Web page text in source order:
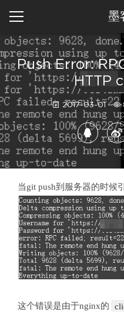
墨
Push Error:
HTTP
2017-03-01
当git push到服务器的时候
这个错误是由于nginx的